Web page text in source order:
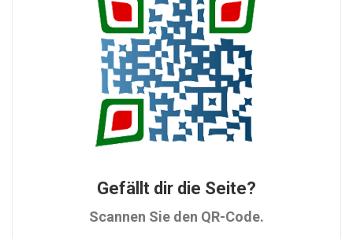
Gefällt dir die Seite?
Scannen Sie den QR-Code.